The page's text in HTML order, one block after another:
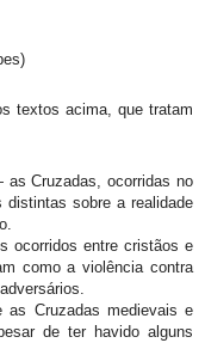
textos acima, que tratam
Cruzadas, ocorridas no
sobre a realidade
ocorridos entre cristãos e
como a violência contra
as Cruzadas medievais e
de ter havido alguns